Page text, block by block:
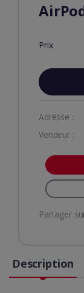
Prix
Adresse :
Vendeur :
Partager
Description